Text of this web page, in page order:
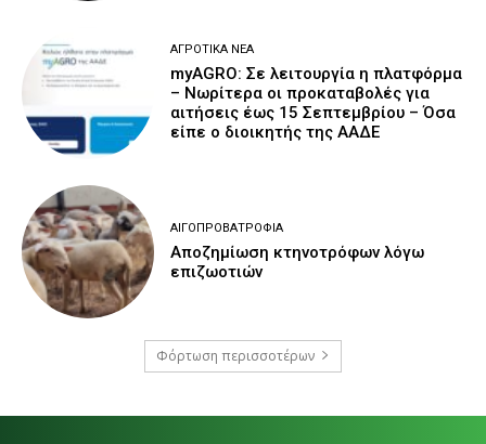
ΑΓΡΟΤΙΚΆ ΝΈΑ
myAGRO: Σε λειτουργία η πλατφόρμα
– Νωρίτερα οι προκαταβολές για
αιτήσεις έως 15 Σεπτεμβρίου – Όσα
είπε ο διοικητής της ΑΑΔΕ
ΑΙΓΟΠΡΟΒΑΤΡΟΦΊΑ
Αποζημίωση κτηνοτρόφων λόγω
επιζωοτιών
Φόρτωση περισσοτέρων